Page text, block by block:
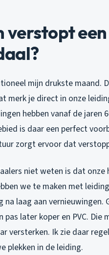
verstopt
mijn drukste maand.
merk je direct in onze
hebben vanaf de
is daar een perfect
zorgt ervoor dat
niet weten is dat
we te maken met
na laag aan
pas later koper en PVC.
versterken. Ik zie daar
plekken in de leiding.